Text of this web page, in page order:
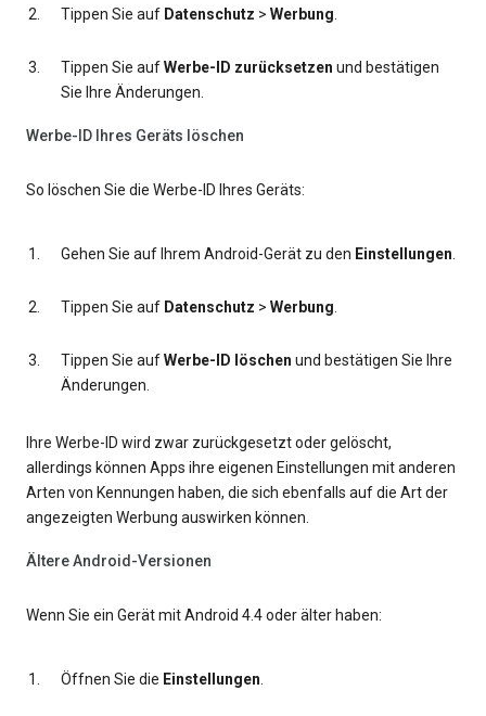
Tippen Sie auf Datenschutz > Werbung.
Tippen Sie aufWerbe-ID zurücksetzen und bestätigen
Sie Ihre Änderungen.
Werbe-ID Ihres Geräts löschen
So löschen Sie die Werbe-ID Ihres Geräts:
Gehen Sie auf Ihrem Android-Gerät zu den Einstellungen.
Tippen Sie auf Datenschutz > Werbung.
Tippen Sie aufWerbe-ID löschen und bestätigen Sie Ihre
Änderungen.
Ihre Werbe-ID wird zwar zurückgesetzt oder gelöscht,
allerdings können Apps ihre eigenen Einstellungen mit anderen
Arten von Kennungen haben, die sich ebenfalls auf die Art der
angezeigten Werbung auswirken können.
Ältere Android-Versionen
Wenn Sie ein Gerät mit Android 4.4 oder älter haben:
Öffnen Sie die Einstellungen.